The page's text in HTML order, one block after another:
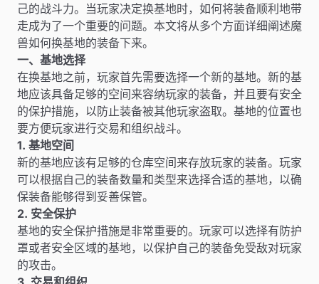
己的战斗力。当玩家决定换基地时，如何将装备顺利地带
走成为了一个重要的问题。本文将从多个方面详细阐述魔
兽如何换基地的装备下来。
一、基地选择
在换基地之前，玩家首先需要选择一个新的基地。新的基
地应该具备足够的空间来容纳玩家的装备，并且要有安全
的保护措施，以防止装备被其他玩家盗取。基地的位置也
要方便玩家进行交易和组织战斗。
1. 基地空间
新的基地应该有足够的仓库空间来存放玩家的装备。玩家
可以根据自己的装备数量和类型来选择合适的基地，以确
保装备能够得到妥善保管。
2. 安全保护
基地的安全保护措施是非常重要的。玩家可以选择有防护
罩或者安全区域的基地，以保护自己的装备免受敌对玩家
的攻击。